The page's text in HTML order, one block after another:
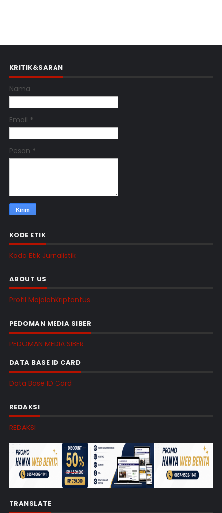
KRITIK&SARAN
Nama
Email *
Pesan *
KODE ETIK
Kode Etik Jurnalistik
ABOUT US
Profil MajalahKriptantus
PEDOMAN MEDIA SIBER
PEDOMAN MEDIA SIBER
DATA BASE ID CARD
Data Base ID Card
REDAKSI
REDAKSI
TRANSLATE